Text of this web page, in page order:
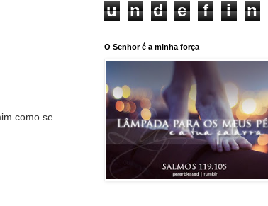
como se
u n d e f i n
O Senhor é a minha força